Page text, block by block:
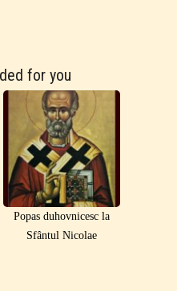
for you
Popas duhovnicesc la
Sfântul Nicolae